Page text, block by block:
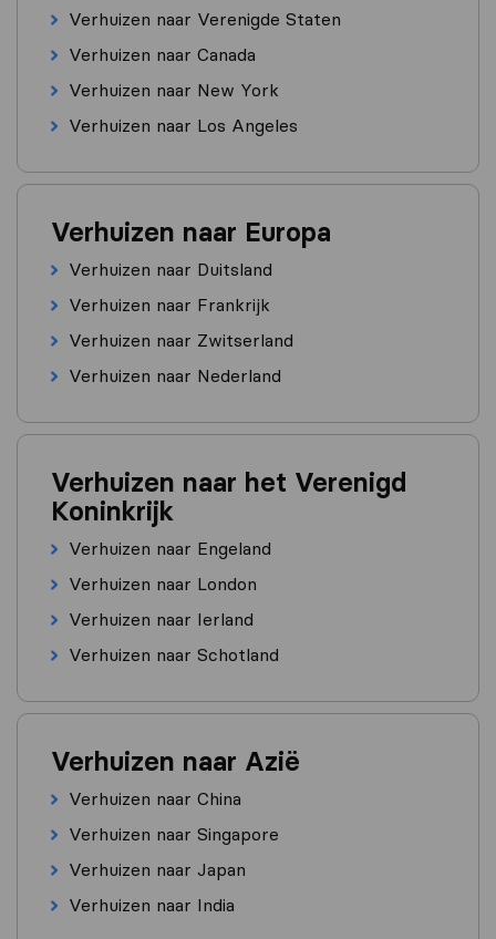
Verhuizen naar Verenigde Staten
Verhuizen naar Canada
Verhuizen naar New York
Verhuizen naar Los Angeles
Verhuizen naar Europa
Verhuizen naar Duitsland
Verhuizen naar Frankrijk
Verhuizen naar Zwitserland
Verhuizen naar Nederland
Verhuizen naar het Verenigd
Koninkrijk
Verhuizen naar Engeland
Verhuizen naar London
Verhuizen naar Ierland
Verhuizen naar Schotland
Verhuizen naar Azië
Verhuizen naar China
Verhuizen naar Singapore
Verhuizen naar Japan
Verhuizen naar India